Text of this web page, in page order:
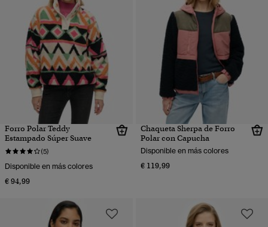
Forro Polar Teddy
Estampado Súper Suave
(5)
Disponible en más colores
€ 94,99
Chaqueta Sherpa de Forro
Polar con Capucha
Disponible en más colores
€ 119,99